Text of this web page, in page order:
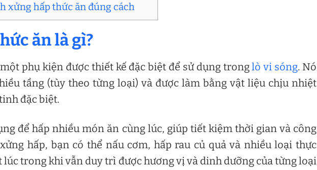
xửng hấp thức ăn đúng cách
ăn là gì?
phụ kiện được thiết kế đặc biệt để sử dụng tronglò vi sóng. Nó
tầng (tùy theo từng loại) và được làm bằng vật liệu chịu nhiệt
đặc biệt.
để hấp nhiều món ăn cùng lúc, giúp tiết kiệm thời gian và công
hấp, bạn có thể nấu cơm, hấp rau củ quả và nhiều loại thực
lúc trong khi vẫn duy trì được hương vị và dinh dưỡng của từng loại